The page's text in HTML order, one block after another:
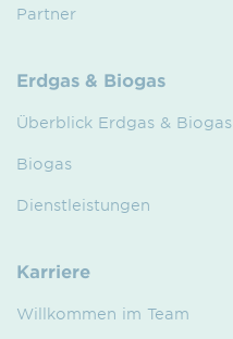
Partner
Erdgas & Biogas
Überblick Erdgas & Biogas
Biogas
Dienstleistungen
Karriere
Willkommen im Team